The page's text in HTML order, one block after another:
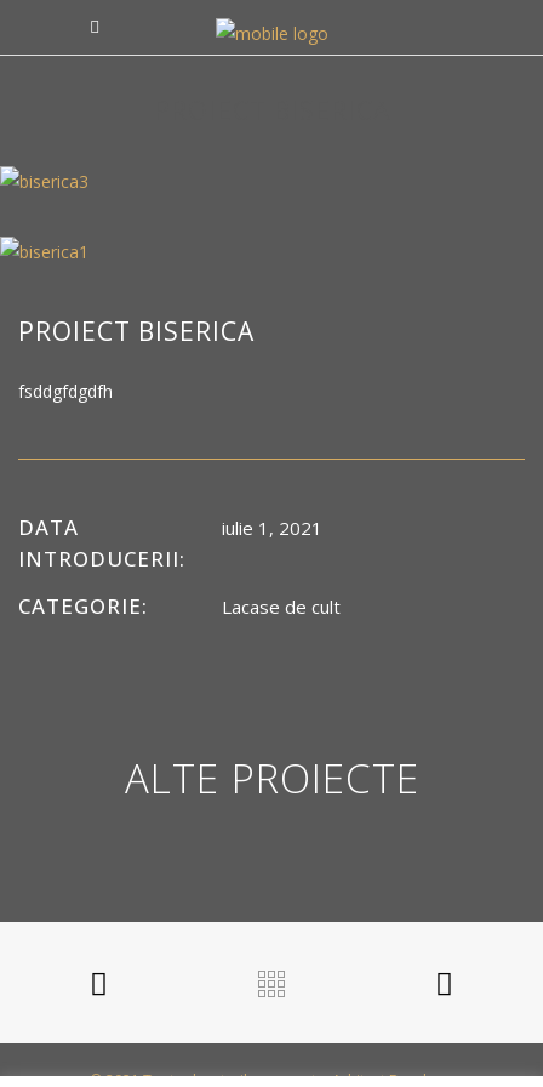
PROIECT BISERICA
fsddgfdgdfh
DATA
INTRODUCERII:
iulie 1, 2021
CATEGORIE: Lacase de cult
ALTE PROIECTE
© 2021 Toate drepturile rezervate. Arhitect Bogdan